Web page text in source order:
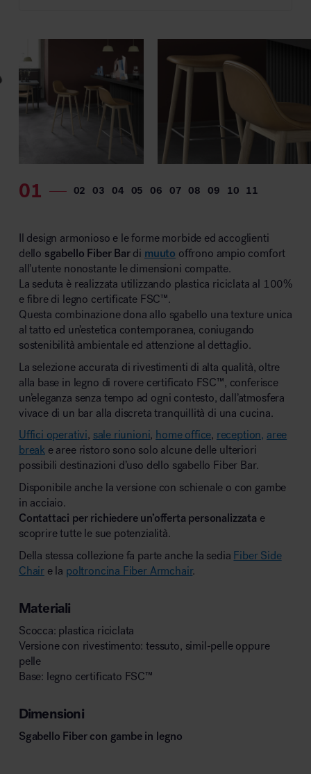
Il design armonioso e le forme morbide ed accoglienti
dello sgabello Fiber Bardi muuto offrono ampio comfort
all’utente nonostante le dimensioni compatte.
La seduta è realizzata utilizzando plastica riciclata al 100%
e fibre di legno certificate FSC™.
Questa combinazione dona allo sgabello una texture unica
al tatto ed un’estetica contemporanea, coniugando
sostenibilità ambientale ed attenzione al dettaglio.
La selezione accurata di rivestimenti di alta qualità, oltre
alla base in legno di rovere certificato FSC™, conferisce
un’eleganza senza tempo ad ogni contesto, dall’atmosfera
vivace di un bar alla discreta tranquillità di una cucina.
Uffici operativi, sale riunioni, home office, reception, aree
break e aree ristoro sono solo alcune delle ulteriori
possibili destinazioni d’uso dello sgabello Fiber Bar.
Disponibile anche la versione con schienale o con gambe
in acciaio.
Contattaci per richiedere un’offerta personalizzata e
scoprire tutte le sue potenzialità.
Della stessa collezione fa parte anche la sedia Fiber Side
Chair e la poltroncina Fiber Armchair.
Materiali
Scocca: plastica riciclata
Versione con rivestimento: tessuto, simil-pelle oppure
pelle
Base: legno certificato FSC™
Dimensioni
Sgabello Fiber con gambe in legno